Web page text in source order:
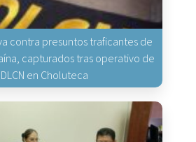
contra presuntos traficantes de
capturados tras operativo de
en Choluteca